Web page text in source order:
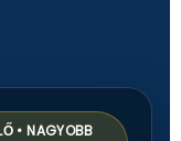
• NAGYOBB